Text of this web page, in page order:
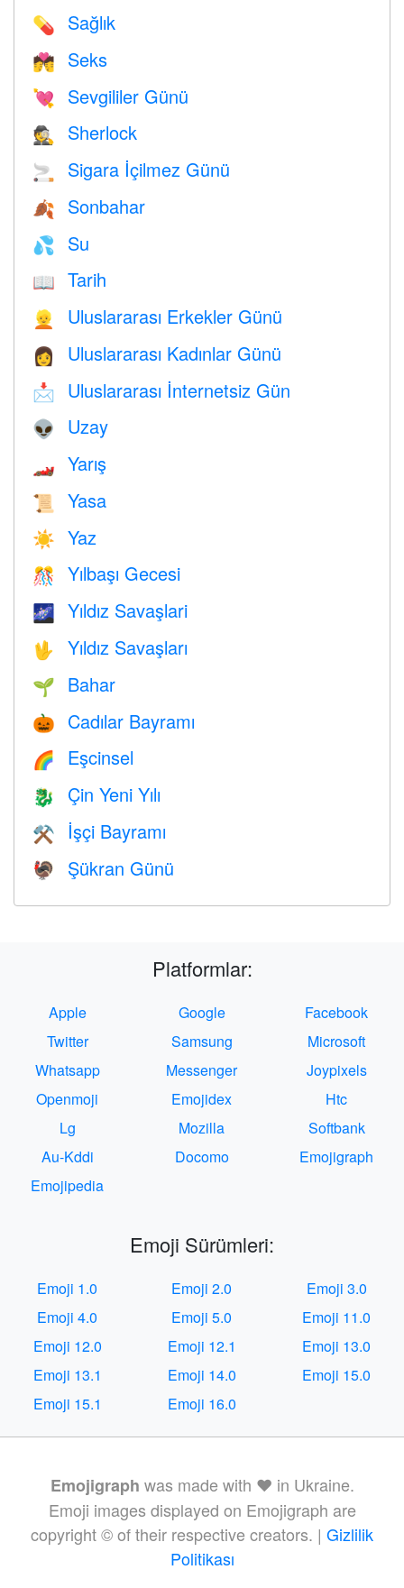
💊 Sağlık
💏 Seks
💘 Sevgililer Günü
🕵️ Sherlock
🚬 Sigara İçilmez Günü
🍂 Sonbahar
💦 Su
📖 Tarih
👱 Uluslararası Erkekler Günü
👩 Uluslararası Kadınlar Günü
📩 Uluslararası İnternetsiz Gün
👽 Uzay
🏎 Yarış
📜 Yasa
☀️ Yaz
🎊 Yılbaşı Gecesi
🌌 Yıldız Savaşlari
🖖 Yıldız Savaşları
🌱 Bahar
🎃 Cadılar Bayramı
🌈 Eşcinsel
🐉 Çin Yeni Yılı
⚒️ İşçi Bayramı
🦃 Şükran Günü
Platformlar:
Apple Google
Facebook
Twitter
Samsung
Microsoft
Whatsapp
Messenger
Joypixels
Openmoji
Emojidex
Htc
Lg
Mozilla
Softbank
Au-Kddi
Docomo
Emojigraph
Emojipedia
Emoji Sürümleri:
Emoji 1.0 Emoji 2.0
Emoji 3.0
Emoji 4.0
Emoji 5.0
Emoji 11.0
Emoji 12.0
Emoji 12.1
Emoji 13.0
Emoji 13.1
Emoji 14.0
Emoji 15.0
Emoji 15.1
Emoji 16.0
Emojigraph was made with ❤️ in Ukraine.
Emoji images displayed on Emojigraph are
copyright © of their respective creators. | Gizlilik
Politikası